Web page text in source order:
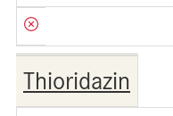
Thioridazin